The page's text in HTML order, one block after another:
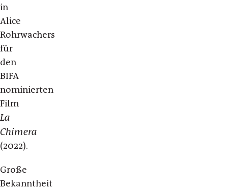
in
Alice
Rohrwachers
für
den
BIFA
nominierten
Film
La
Chimera
(2022).
Große
Bekanntheit